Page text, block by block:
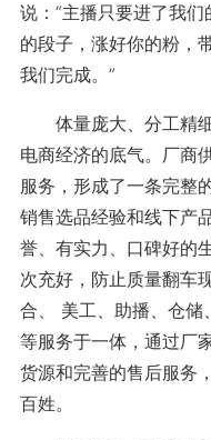
说：“主播只要进了我
的段子，涨好你的粉，
我们完成。”
体量庞大、分工精细
电商经济的底气。厂商
服务，形成了一条完整
销售选品经验和线下产
誉、有实力、口碑好的
次充好，防止质量翻车
合、 美工、助播、仓储
等服务于一体，通过厂
货源和完善的售后服务
百姓。